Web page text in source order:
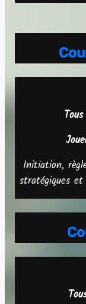
Initiation,
stratégiques